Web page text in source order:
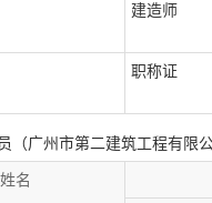
建造师
职称证
（广州市第二建筑工程有限
姓名